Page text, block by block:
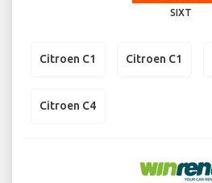
SIXT
Citroen C1 Citroen C1
Citroen C4